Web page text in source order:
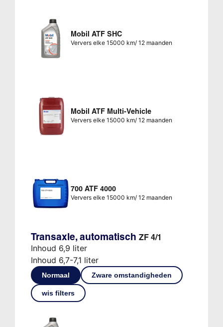
Mobil ATF SHC
Ververs elke 15000 km/ 12 maanden
Mobil ATF Multi-Vehicle
Ververs elke 15000 km/ 12 maanden
700 ATF 4000
Ververs elke 15000 km/ 12 maanden
Transaxle, automatisch ZF 4/1
Inhoud 6,9 liter
Inhoud 6,7-7,1 liter
Normaal Zware omstandigheden
wis filters